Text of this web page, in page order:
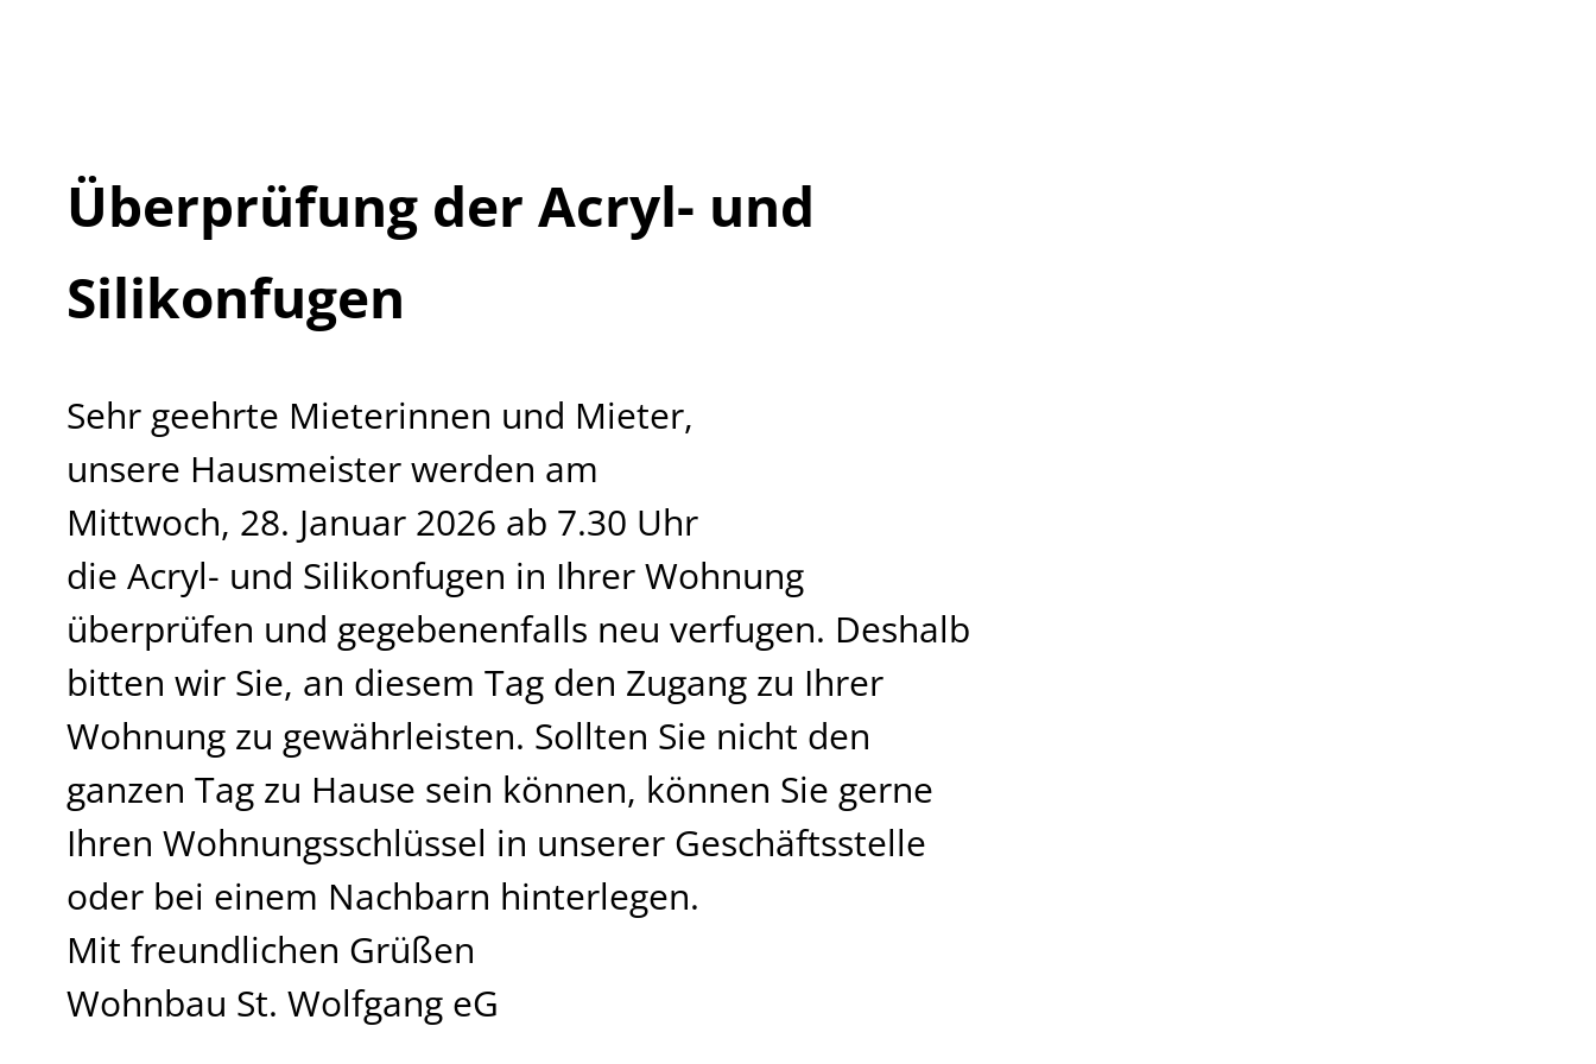
Überprüfung der Acryl- und
Silikonfugen
Sehr geehrte Mieterinnen und Mieter,
unsere Hausmeister werden am
Mittwoch, 28. Januar 2026 ab 7.30 Uhr
die Acryl- und Silikonfugen in Ihrer Wohnung
überprüfen und gegebenenfalls neu verfugen. Deshalb
bitten wir Sie, an diesem Tag den Zugang zu Ihrer
Wohnung zu gewährleisten. Sollten Sie nicht den
ganzen Tag zu Hause sein können, können Sie gerne
Ihren Wohnungsschlüssel in unserer Geschäftsstelle
oder bei einem Nachbarn hinterlegen.
Mit freundlichen Grüßen
Wohnbau St. Wolfgang eG